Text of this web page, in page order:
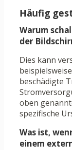
Häufig
Warum
der
Dies kann
beschädigte
oben
spezifische
Was ist,
einem